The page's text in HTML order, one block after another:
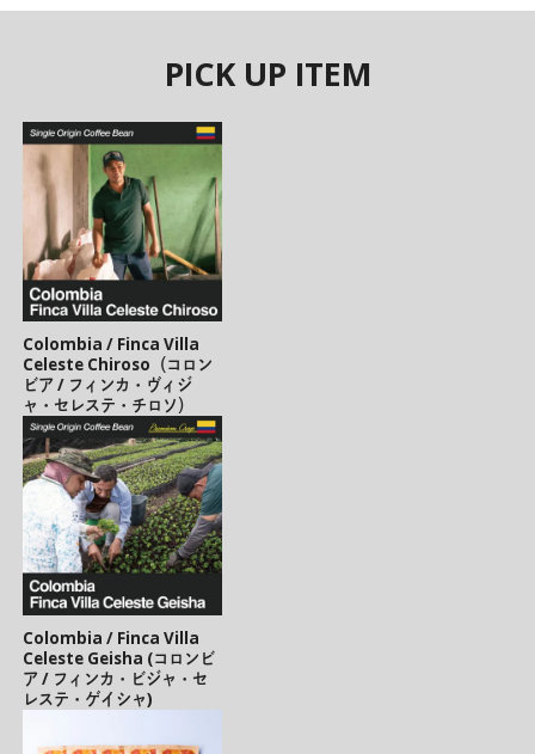
PICK UP ITEM
Colombia / Finca Villa
Celeste Chiroso（コロン
ビア / フィンカ・ヴィジ
ャ・セレステ・チロソ）
Colombia / Finca Villa
Celeste Geisha (コロンビ
ア / フィンカ・ビジャ・セ
レステ・ゲイシャ)